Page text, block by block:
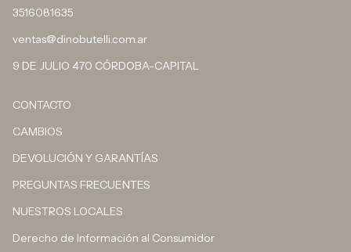
3516081635
ventas@dinobutelli.com.ar
9 DE JULIO 470 CÓRDOBA-CAPITAL
CONTACTO
CAMBIOS
DEVOLUCIÓN Y GARANTÍAS
PREGUNTAS FRECUENTES
NUESTROS LOCALES
Derecho de Información al Consumidor